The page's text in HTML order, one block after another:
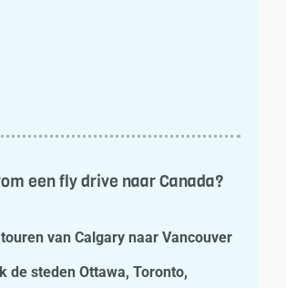
een fly drive naar Canada?
van Calgary naar Vancouver
de steden Ottawa, Toronto,